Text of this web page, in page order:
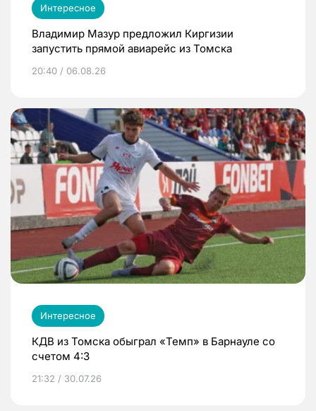
Интересное
Владимир Мазур предложил Киргизии
запустить прямой авиарейс из Томска
20:40 / 06.08.26
Интересное
КДВ из Томска обыграл «Темп» в Барнауле со
счетом 4:3
21:32 / 30.07.26